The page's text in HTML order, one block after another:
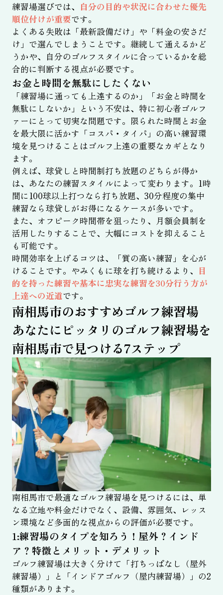
練習場選びでは、 自分の目的や状況に合わせた優先
順位付けが重要です。
よくある失敗は「最新設備だけ」や「料金の安さだ
け」で選んでしまうことです。継続して通えるかど
うかや、自分のゴルフスタイルに合っているかを総
合的に判断する視点が必要です。
お金と時間を無駄にしたくない
「練習場に通っても上達するのか」「お金と時間を
無駄にしないか」という不安は、特に初心者ゴルフ
ァーにとって切実な問題です。限られた時間とお金
を最大限に活かす「コスパ・タイパ」の高い練習環
境を見つけることはゴルフ上達の重要なカギとなり
ます。
例えば、球貸しと時間制打ち放題のどちらが得か
は、あなたの練習スタイルによって変わります。1時
間に100球以上打つなら打ち放題、30分程度の集中
練習なら球貸しがお得になるケースが多いです。
また、オフピーク時間帯を狙ったり、月額会員制を
活用したりすることで、大幅にコストを抑えること
も可能です。
時間効率を上げるコツは、「質の高い練習」を心が
けることです。やみくもに球を打ち続けるより、 目
的を持った練習や基本に忠実な練習を30分行う方が
上達への近道です。
南相馬市のおすすめゴルフ練習場
あなたにピッタリのゴルフ練習場を
南相馬市で見つける7ステップ
南相馬市で最適なゴルフ練習場を見つけるには、単
なる立地や料金だけでなく、設備、雰囲気、レッス
ン環境など多面的な視点からの評価が必要です。
1:練習場のタイプを知ろう！屋外？インド
ア？特徴とメリット・デメリット
ゴルフ練習場は大きく分けて「打ちっぱなし（屋外
練習場）」と「インドアゴルフ（屋内練習場）」の2
種類があります。